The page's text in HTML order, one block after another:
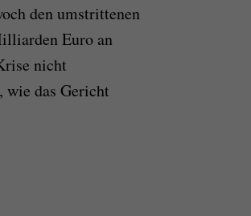
den umstrittenen
Euro an
nicht
wie das Gericht